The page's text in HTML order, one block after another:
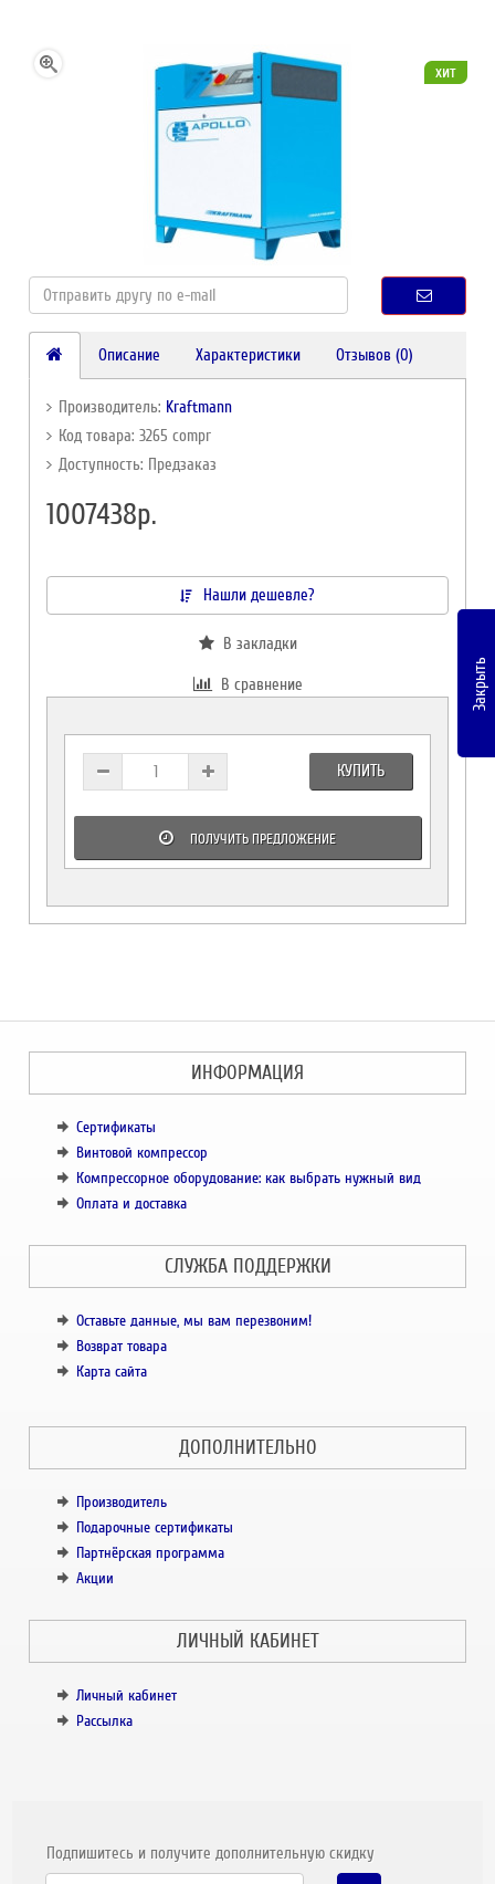
хит
Описание Характеристики Отзывов (0)
Производитель: Kraftmann
Код товара: 3265 compr
Доступность: Предзаказ
1007438р.
Нашли дешевле?
В закладки
В сравнение
КУПИТЬ
ПОЛУЧИТЬ ПРЕДЛОЖЕНИЕ
ИНФОРМАЦИЯ
Сертификаты
Винтовой компрессор
Компрессорное оборудование: как выбрать нужный вид
Оплата и доставка
СЛУЖБА ПОДДЕРЖКИ
Оставьте данные, мы вам перезвоним!
Возврат товара
Карта сайта
ДОПОЛНИТЕЛЬНО
Производитель
Подарочные сертификаты
Партнёрская программа
Акции
ЛИЧНЫЙ КАБИНЕТ
Личный кабинет
Рассылка
Подпишитесь и получите дополнительную скидку
Закрыть